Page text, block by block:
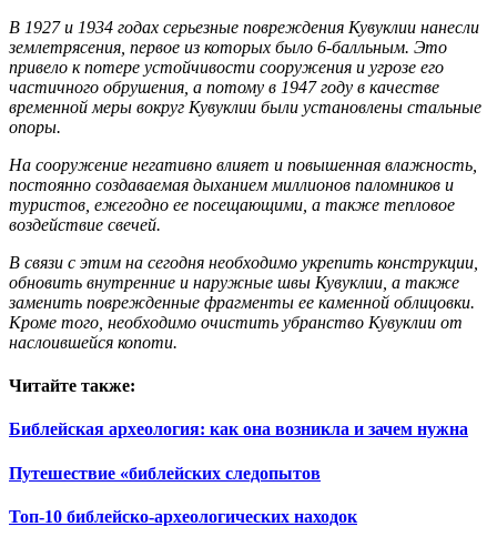
В 1927 и 1934 годах серьезные повреждения Кувуклии нанесли
землетрясения, первое из которых было 6-балльным. Это
привело к потере устойчивости сооружения и угрозе его
частичного обрушения, а потому в 1947 году в качестве
временной меры вокруг Кувуклии были установлены стальные
опоры.
На сооружение негативно влияет и повышенная влажность,
постоянно создаваемая дыханием миллионов паломников и
туристов, ежегодно ее посещающими, а также тепловое
воздействие свечей.
В связи с этим на сегодня необходимо укрепить конструкции,
обновить внутренние и наружные швы Кувуклии, а также
заменить поврежденные фрагменты ее каменной облицовки.
Кроме того, необходимо очистить убранство Кувуклии от
наслоившейся копоти.
Читайте также:
Библейская археология: как она возникла и зачем нужна
Путешествие «библейских следопытов
Топ-10 библейско-археологических находок